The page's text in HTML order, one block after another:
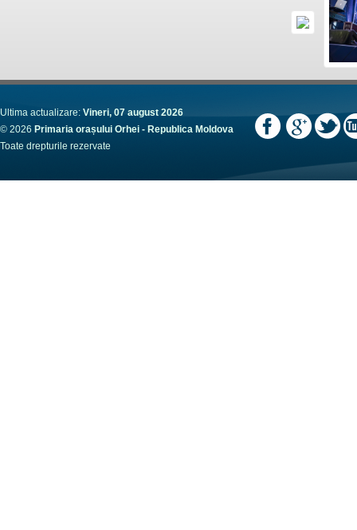
Ultima actualizare: Vineri, 07 august 2026
© 2026 Primaria orașului Orhei - Republica Moldova
Toate drepturile rezervate